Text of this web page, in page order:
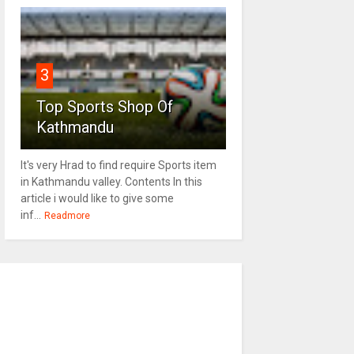
3
Top Sports Shop Of
Kathmandu
It's very Hrad to find require Sports item
in Kathmandu valley. Contents In this
article i would like to give some
inf... Readmore